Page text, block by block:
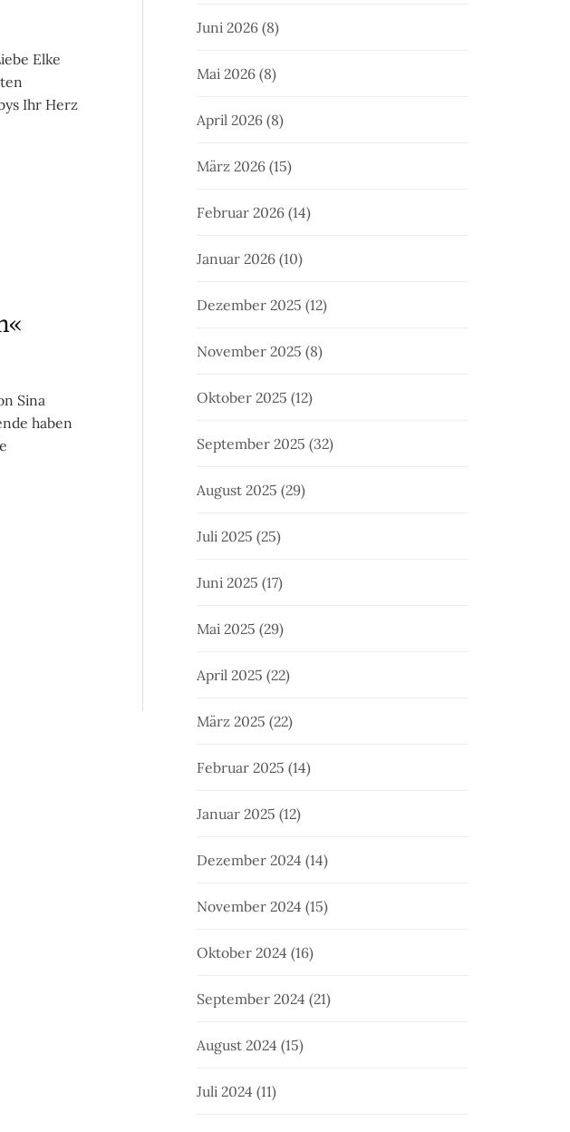
Elke
Ihr Herz
Sina
haben
Juni 2026 (8)
Mai 2026 (8)
April 2026 (8)
März 2026 (15)
Februar 2026 (14)
Januar 2026 (10)
Dezember 2025 (12)
November 2025 (8)
Oktober 2025 (12)
September 2025 (32)
August 2025 (29)
Juli 2025 (25)
Juni 2025 (17)
Mai 2025 (29)
April 2025 (22)
März 2025 (22)
Februar 2025 (14)
Januar 2025 (12)
Dezember 2024 (14)
November 2024 (15)
Oktober 2024 (16)
September 2024 (21)
August 2024 (15)
Juli 2024 (11)